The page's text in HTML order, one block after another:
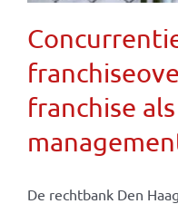
franchise
De rechtbank Den